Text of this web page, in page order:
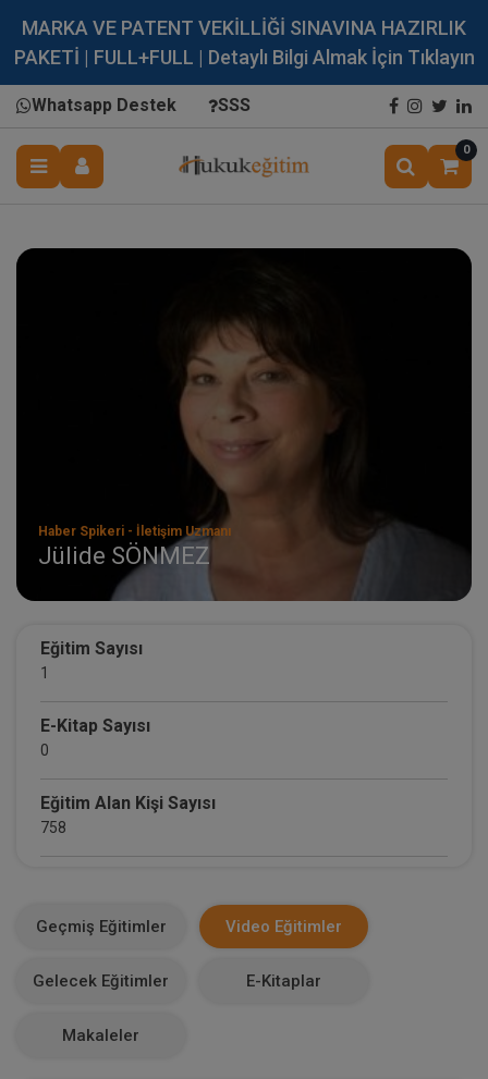
MARKA VE PATENT VEKİLLİĞİ SINAVINA HAZIRLIK
PAKETİ | FULL+FULL | Detaylı Bilgi Almak İçin Tıklayın
Whatsapp Destek SSS
0
Haber Spikeri - İletişim Uzmanı
Jülide SÖNMEZ
Eğitim Sayısı
1
E-Kitap Sayısı
0
Eğitim Alan Kişi Sayısı
758
0
Geçmiş Eğitimler Video Eğitimler
Gelecek Eğitimler E-Kitaplar
Makaleler